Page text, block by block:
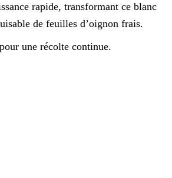
rapide, transformant ce blanc
de feuilles d’oignon frais.
une récolte continue.